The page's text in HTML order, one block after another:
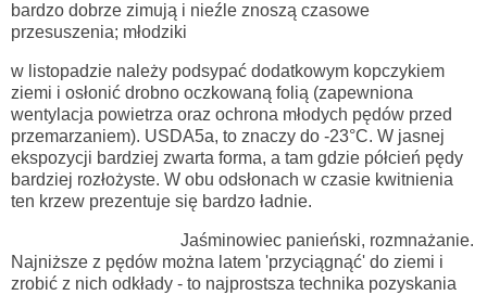
bardzo dobrze zimują i nieźle znoszą czasowe
przesuszenia; młodziki
w listopadzie należy podsypać dodatkowym kopczykiem
ziemi i osłonić drobno oczkowaną folią (zapewniona
wentylacja powietrza oraz ochrona młodych pędów przed
przemarzaniem). USDA5a, to znaczy do -23°C. W jasnej
ekspozycji bardziej zwarta forma, a tam gdzie półcień pędy
bardziej rozłożyste. W obu odsłonach w czasie kwitnienia
ten krzew prezentuje się bardzo ładnie.
Jaśminowiec panieński, rozmnażanie.
Najniższe z pędów można latem 'przyciągnąć' do ziemi i
zrobić z nich odkłady - to najprostsza technika pozyskania